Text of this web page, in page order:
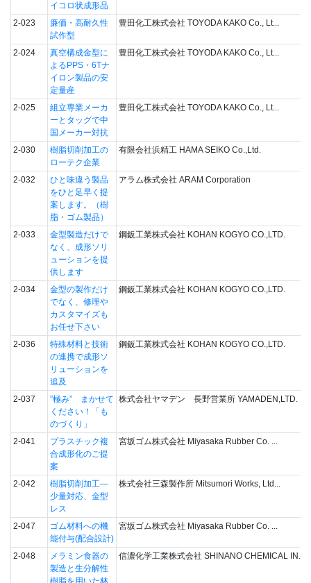
イコロ状成形品
2-023
廉価・高耐久性
試作型
豊田化工株式会社 TOYODA KAKO Co., Lt...
2-024
真空構成金型に
よるPPS・6Tナ
イロン製品の安
定量産
豊田化工株式会社 TOYODA KAKO Co., Lt...
2-025
組立専業メーカ
ーとタッグで中
国メーカー対抗
豊田化工株式会社 TOYODA KAKO Co., Lt...
2-030
樹脂切削加工の
ローテク企業
有限会社浜精工 HAMA SEIKO Co.,Ltd.
2-032
ひと味違う製品
をひと足早く提
案します。（樹
脂・ゴム製品）
アラム株式会社 ARAM Corporation
2-033
金型製造だけで
なく、成形ソリ
ューションを提
供します
鋼鈑工業株式会社 KOHAN KOGYO CO.,LTD.
2-034
金型の製作だけ
でなく、修理や
カスタマイズも
お任せ下さい
鋼鈑工業株式会社 KOHAN KOGYO CO.,LTD.
2-036
特殊材料と技術
の連携で成形ソ
リューションを
追及
鋼鈑工業株式会社 KOHAN KOGYO CO.,LTD.
2-037
”極み” まかせて
ください！「も
のづくり」
株式会社ヤマデン 長野営業所 YAMADEN,LTD.
2-041
プラスチック複
合成形化のご提
案
宮坂ゴム株式会社 Miyasaka Rubber Co. ...
2-042
樹脂切削加工―
少量対応、金型
レス
株式会社三森製作所 Mitsumori Works, Ltd...
2-047
ゴム材料への機
能付与(配合設計)
宮坂ゴム株式会社 Miyasaka Rubber Co. ...
2-048
メラミン食器の
製造と生分解性
樹脂を用いた林
信濃化学工業株式会社 SHINANO CHEMICAL IN...